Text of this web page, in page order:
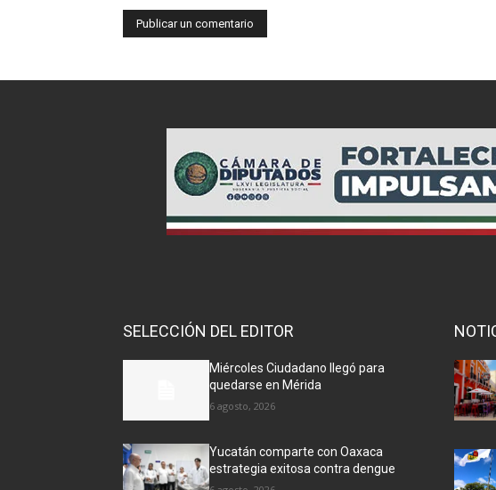
SELECCIÓN DEL EDITOR
Miércoles Ciudadano llegó para
quedarse en Mérida
6 agosto, 2026
Yucatán comparte con Oaxaca
estrategia exitosa contra dengue